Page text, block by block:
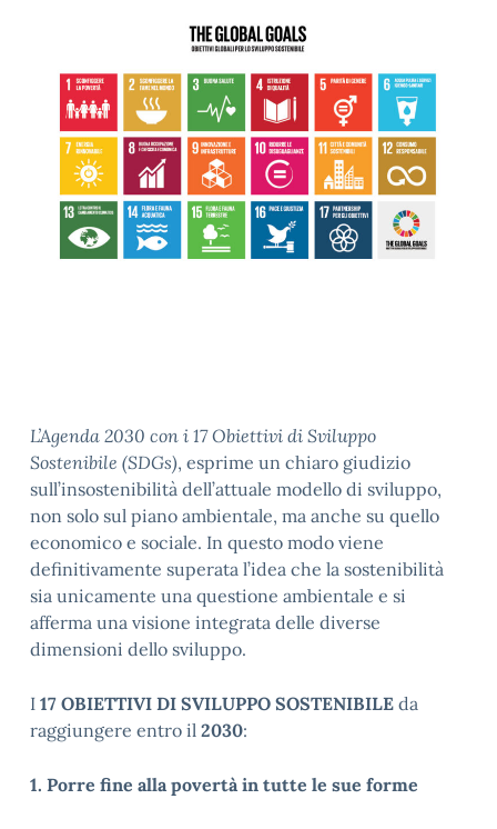
L’Agenda 2030 con i 17 Obiettivi di Sviluppo
Sostenibile (SDGs), esprime un chiaro giudizio
sull’insostenibilità dell’attuale modello di sviluppo,
non solo sul piano ambientale, ma anche su quello
economico e sociale. In questo modo viene
definitivamente superata l’idea che la sostenibilità
sia unicamente una questione ambientale e si
afferma una visione integrata delle diverse
dimensioni dello sviluppo.
I 17 OBIETTIVI DI SVILUPPO SOSTENIBILE da
raggiungere entro il 2030:
1. Porre fine alla povertà in tutte le sue forme